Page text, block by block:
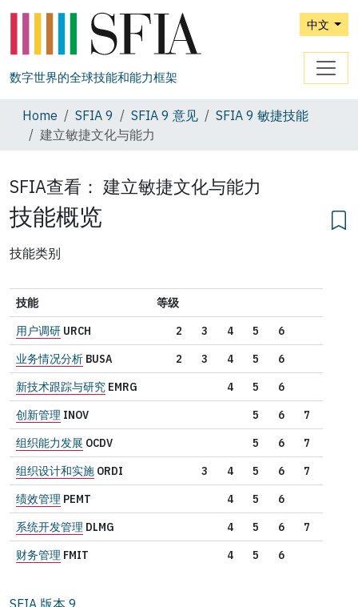
中文
数字世界的全球技能和能力框架
Home SFIA 9 SFIA 9 意见
SFIA 9 敏捷技能
建立敏捷文化与能力
SFIA查看： 建立敏捷文化与能力
技能概览
技能类别
技能
等级
用户调研 URCH 2 3 4 5
6
业务情况分析 BUSA 2 3 4 5
6
新技术跟踪与研究 EMRG 4 5
6
创新管理 INOV 5 6
7
组织能力发展 OCDV 5 6
7
组织设计和实施 ORDI 3 4 5 6
7
绩效管理 PEMT 4 5
6
系统开发管理 DLMG 4 5 6
7
财务管理 FMIT 4 5 6
SFIA 版本 9